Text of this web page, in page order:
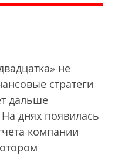
не
стратеги
дальше
днях появилась
компании